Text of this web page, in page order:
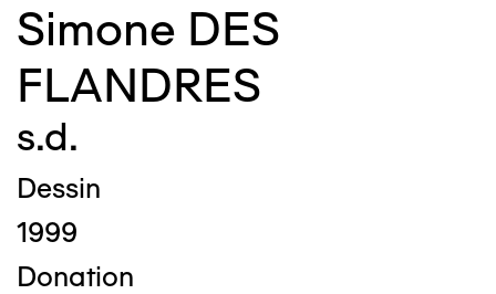
Simone DES
FLANDRES
s.d.
Dessin
1999
Donation